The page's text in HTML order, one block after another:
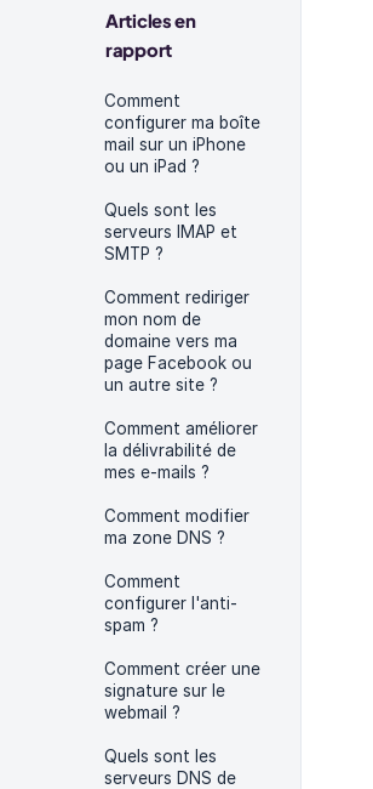
Articles en
rapport
Comment
configurer ma boîte
mail sur un iPhone
ou un iPad ?
Quels sont les
serveurs IMAP et
SMTP ?
Comment rediriger
mon nom de
domaine vers ma
page Facebook ou
un autre site ?
Comment améliorer
la délivrabilité de
mes e-mails ?
Comment modifier
ma zone DNS ?
Comment
configurer l'anti-
spam ?
Comment créer une
signature sur le
webmail ?
Quels sont les
serveurs DNS de